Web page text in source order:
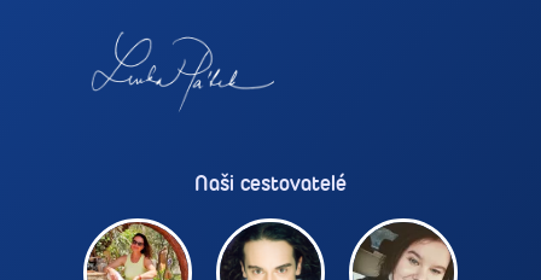
Naši cestovatelé